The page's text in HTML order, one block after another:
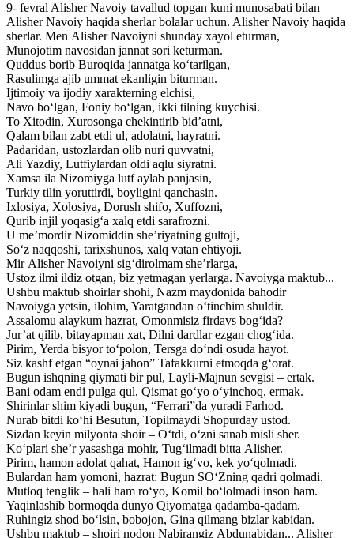
9- fevral Alisher Navoiy tavallud topgan kuni munosabati bilan
Alisher Navoiy haqida sherlar bolalar uchun. Alisher Navoiy haqida
sherlar. Men Alisher Navoiyni shunday xayol eturman,
Munojotim navosidan jannat sori keturman.
Quddus borib Buroqida jannatga ko‘tarilgan,
Rasulimga ajib ummat ekanligin biturman.
Ijtimoiy va ijodiy xarakterning elchisi,
Navo bo‘lgan, Foniy bo‘lgan, ikki tilning kuychisi.
To Xitodin, Xurosonga chekintirib bid’atni,
Qalam bilan zabt etdi ul, adolatni, hayratni.
Padaridan, ustozlardan olib nuri quvvatni,
Ali Yazdiy, Lutfiylardan oldi aqlu siyratni.
Xamsa ila Nizomiyga lutf aylab panjasin,
Turkiy tilin yoruttirdi, boyligini qanchasin.
Ixlosiya, Xolosiya, Dorush shifo, Xuffozni,
Qurib injil yoqasig‘a xalq etdi sarafrozni.
U me’mordir Nizomiddin she’riyatning gultoji,
So‘z naqqoshi, tarixshunos, xalq vatan ehtiyoji.
Mir Alisher Navoiyni sig‘dirolmam she’rlarga,
Ustoz ilmi ildiz otgan, biz yetmagan yerlarga. Navoiyga maktub...
Ushbu maktub shoirlar shohi, Nazm maydonida bahodir
Navoiyga yetsin, ilohim, Yaratgandan o‘tinchim shuldir.
Assalomu alaykum hazrat, Omonmisiz firdavs bog‘ida?
Jur’at qilib, bitayapman xat, Dilni dardlar ezgan chog‘ida.
Pirim, Yerda bisyor to‘polon, Tersga do‘ndi osuda hayot.
Siz kashf etgan “oynai jahon” Tafakkurni etmoqda g‘orat.
Bugun ishqning qiymati bir pul, Layli-Majnun sevgisi – ertak.
Bani odam endi pulga qul, Qismat go‘yo o‘yinchoq, ermak.
Shirinlar shim kiyadi bugun, “Ferrari”da yuradi Farhod.
Nurab bitdi ko‘hi Besutun, Topilmaydi Shopurday ustod.
Sizdan keyin milyonta shoir – O‘tdi, o‘zni sanab misli sher.
Ko‘plari she’r yasashga mohir, Tug‘ilmadi bitta Alisher.
Pirim, hamon adolat qahat, Hamon ig‘vo, kek yo‘qolmadi.
Bulardan ham yomoni, hazrat: Bugun SO‘Zning qadri qolmadi.
Mutloq tenglik – hali ham ro‘yo, Komil bo‘lolmadi inson ham.
Yaqinlashib bormoqda dunyo Qiyomatga qadamba-qadam.
Ruhingiz shod bo‘lsin, bobojon, Gina qilmang bizlar kabidan.
Ushbu maktub – shoiri nodon Nabirangiz Abdunabidan... Alisher